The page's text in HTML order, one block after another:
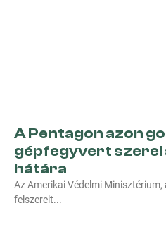
A Pentagon azon
gépfegyvert
hátára
Az Amerikai Védelmi
felszerelt